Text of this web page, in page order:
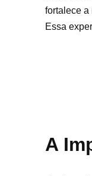
fortalece a
Essa
A